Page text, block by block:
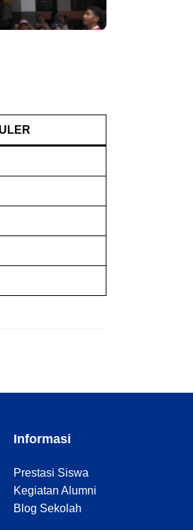
Informasi
Prestasi Siswa
Kegiatan Alumni
Blog Sekolah